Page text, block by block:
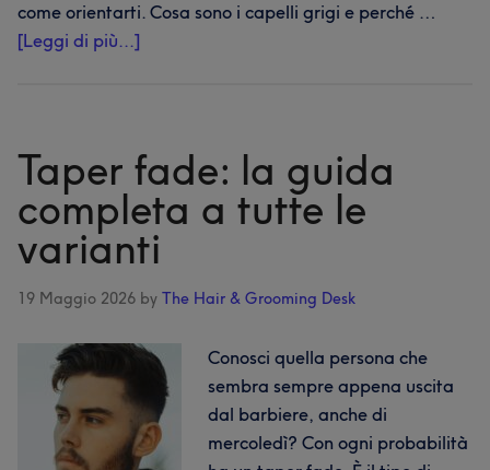
come orientarti. Cosa sono i capelli grigi e perché …
[Leggi di più...]
sfumarla
e
farla
crescere
con
stile
Taper fade: la guida
completa a tutte le
varianti
19 Maggio 2026 by The Hair & Grooming Desk
Conosci quella persona che
sembra sempre appena uscita
dal barbiere, anche di
mercoledì? Con ogni probabilità